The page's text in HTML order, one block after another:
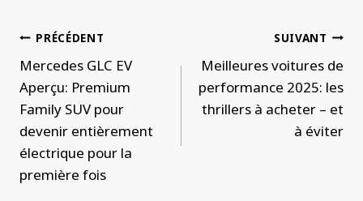
Navigation
de
l’article
PRÉCÉDENT
Mercedes GLC EV
Aperçu: Premium
Family SUV pour
devenir entièrement
électrique pour la
première fois
SUIVANT
Meilleures voitures de
performance 2025: les
thrillers à acheter – et
à éviter